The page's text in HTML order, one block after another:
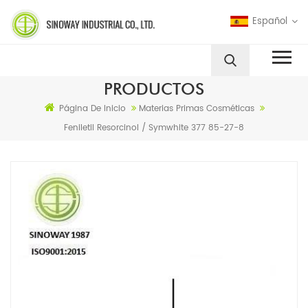
Español
PRODUCTOS
Página De Inicio
Materias Primas Cosméticas
Feniletil Resorcinol / Symwhite 377 85-27-8